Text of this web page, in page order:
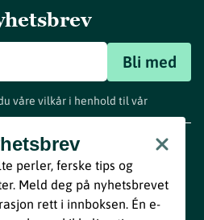
Bli med
våre vilkår i henhold til vår
perler, ferske tips og
Meld deg på nyhetsbrevet
rett i innboksen. Én e-